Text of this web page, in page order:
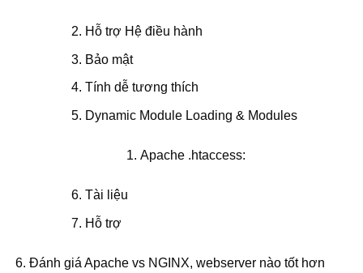
Hỗ trợ Hệ điều hành
Bảo mật
Tính dễ tương thích
Dynamic Module Loading & Modules
Apache .htaccess:
Tài liệu
Hỗ trợ
Đánh giá Apache vs NGINX, webserver nào tốt hơn